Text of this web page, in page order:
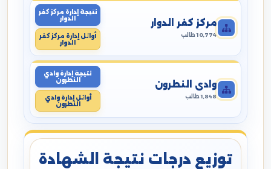
مركز كفر الدوار
10,774 طالب
نتيجة إدارة مركز كفر
الدوار
أوائل إدارة مركز كفر
الدوار
وادي النطرون
1,848 طالب
نتيجة إدارة وادي
النطرون
أوائل إدارة وادي
النطرون
توزيع درجات نتيجة الشهادة